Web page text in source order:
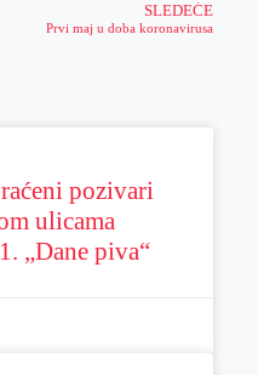
SLEDEĆE
Prvi maj u doba koronavirusa
pozivari
ulicama
„Dane piva“